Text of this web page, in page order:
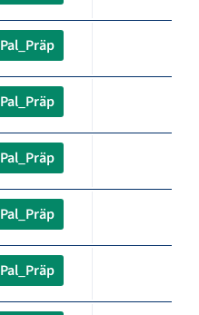
Pal_Präp
Pal_Präp
Pal_Präp
Pal_Präp
Pal_Präp